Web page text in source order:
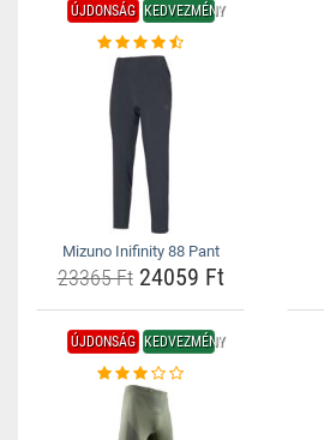
ÚJDONSÁG KEDVEZMÉNY
Mizuno Inifinity 88 Pant
23365 Ft24059 Ft
ÚJDONSÁG KEDVEZMÉNY